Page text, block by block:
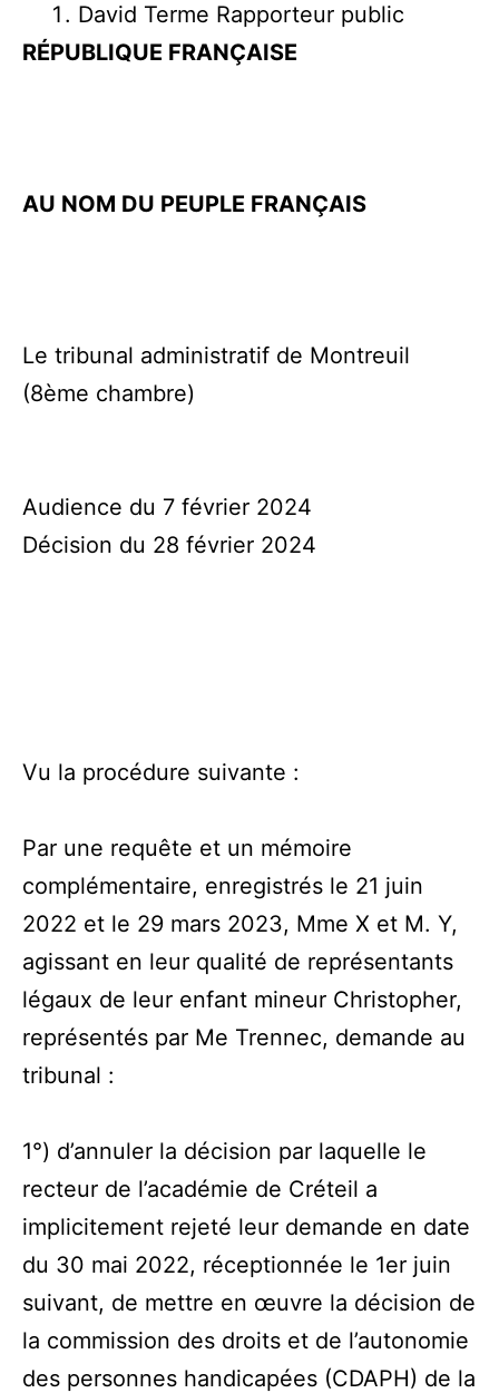
David Terme Rapporteur public
RÉPUBLIQUE FRANÇAISE
AU NOM DU PEUPLE FRANÇAIS
Le tribunal administratif de Montreuil
(8ème chambre)
Audience du 7 février 2024
Décision du 28 février 2024
Vu la procédure suivante :
Par une requête et un mémoire
complémentaire, enregistrés le 21 juin
2022 et le 29 mars 2023, Mme X et M. Y,
agissant en leur qualité de représentants
légaux de leur enfant mineur Christopher,
représentés par Me Trennec, demande au
tribunal :
1°) d’annuler la décision par laquelle le
recteur de l’académie de Créteil a
implicitement rejeté leur demande en date
du 30 mai 2022, réceptionnée le 1er juin
suivant, de mettre en œuvre la décision de
la commission des droits et de l’autonomie
des personnes handicapées (CDAPH) de la